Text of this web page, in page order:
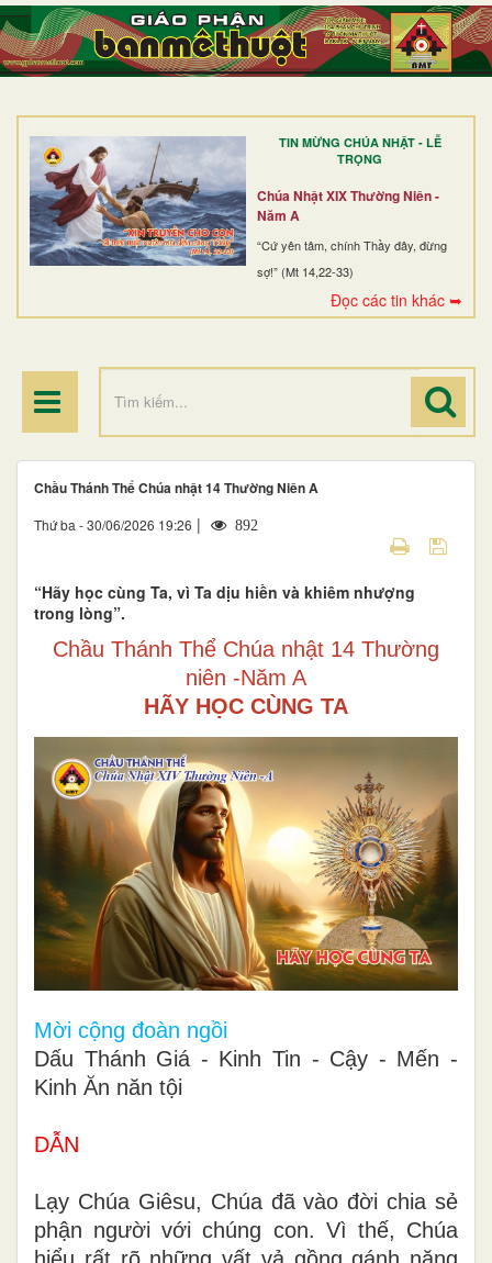
TIN MỪNG CHÚA NHẬT - LỄ
TRỌNG
Chúa Nhật XIX Thường Niên -
Năm A
“Cứ yên tâm, chính Thầy đây, đừng
sợ!” (Mt 14,22-33)
Đọc các tin khác ➥
TRANG NHẤT
GIỚI THIỆU
DÒNG TU
BAN MỤC VỤ
ĐOÀN THỂ CG
ĐIỂM HÀNH HƯƠNG
Chầu Thánh Thể Chúa nhật 14 Thường Niên A
Thứ ba - 30/06/2026 19:26 | 892
“Hãy học cùng Ta, vì Ta dịu hiền và khiêm nhượng
trong lòng”.
Chầu Thánh Thể Chúa nhật 14 Thường
niên -Năm A
HÃY HỌC CÙNG TA
Mời cộng đoàn ngồi
Dấu Thánh Giá - Kinh Tin - Cậy - Mến -
Kinh Ăn năn tội
DẪN
Lạy Chúa Giêsu, Chúa đã vào đời chia sẻ
phận người với chúng con. Vì thế, Chúa
hiểu rất rõ những vất vả gồng gánh nặng